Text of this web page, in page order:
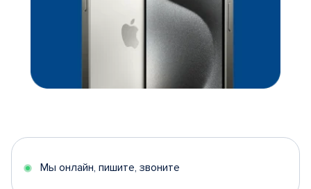
Мы онлайн, пишите, звоните